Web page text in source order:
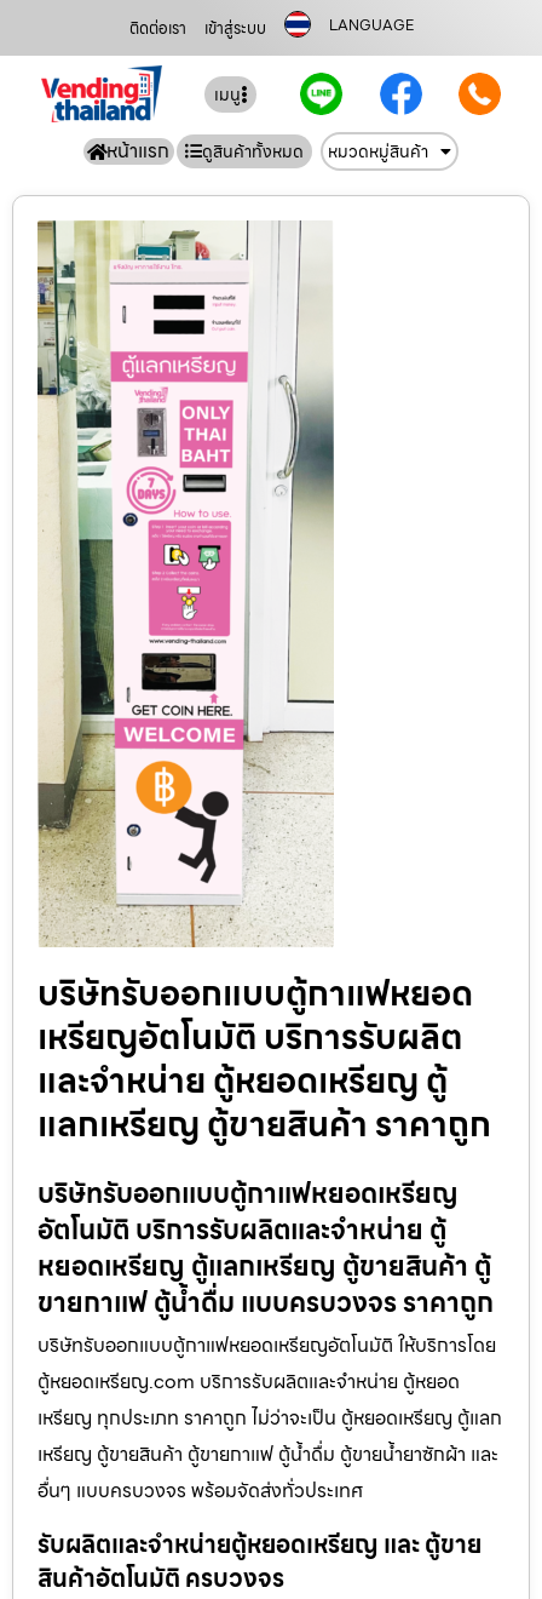
ติดต่อเรา เข้าสู่ระบบ LANGUAGE
เมนู
หน้าแรก ดูสินค้าทั้งหมด หมวดหมู่สินค้า
บริษัทรับออกแบบตู้กาแฟหยอด
เหรียญ​อัตโนมัติ บริการรับผลิต
และจำหน่าย ตู้หยอดเหรียญ ตู้
แลกเหรียญ ตู้ขายสินค้า ราคาถูก
บริษัทรับออกแบบตู้กาแฟหยอดเหรียญ​
อัตโนมัติ บริการรับผลิตและจำหน่าย ตู้
หยอดเหรียญ ตู้แลกเหรียญ ตู้ขายสินค้า ตู้
ขายกาแฟ ตู้น้ำดื่ม แบบครบวงจร ราคาถูก
บริษัทรับออกแบบตู้กาแฟหยอดเหรียญ​อัตโนมัติ ให้บริการโดย
ตู้หยอดเหรียญ.com บริการรับผลิตและจำหน่าย ตู้หยอด
เหรียญ ทุกประเภท ราคาถูก ไม่ว่าจะเป็น ตู้หยอดเหรียญ ตู้แลก
เหรียญ ตู้ขายสินค้า ตู้ขายกาแฟ ตู้น้ำดื่ม ตู้ขายน้ำยาซักผ้า และ
อื่นๆ แบบครบวงจร พร้อมจัดส่งทั่วประเทศ
รับผลิตและจำหน่ายตู้หยอดเหรียญ และ ตู้ขาย
สินค้าอัตโนมัติ ครบวงจร